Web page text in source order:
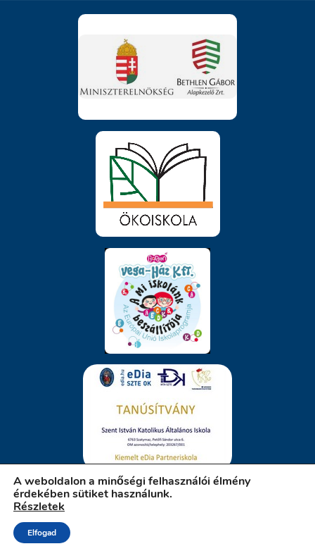
A weboldalon a minőségi felhasználói élmény
érdekében sütiket használunk.
Részletek
Elfogad